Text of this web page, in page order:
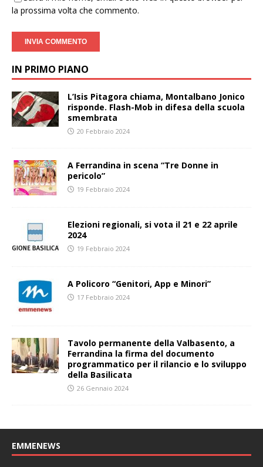
la prossima volta che commento.
IN PRIMO PIANO
L’Isis Pitagora chiama, Montalbano Jonico
risponde. Flash-Mob in difesa della scuola
smembrata
20 Febbraio 2024
A Ferrandina in scena “Tre Donne in
pericolo”
19 Febbraio 2024
Elezioni regionali, si vota il 21 e 22 aprile
2024
19 Febbraio 2024
A Policoro “Genitori, App e Minori”
17 Febbraio 2024
Tavolo permanente della Valbasento, a
Ferrandina la firma del documento
programmatico per il rilancio e lo sviluppo
della Basilicata
26 Gennaio 2024
EMMENEWS